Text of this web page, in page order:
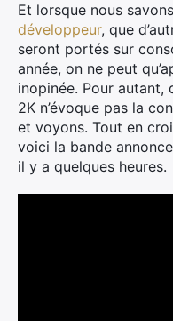
Et lorsque nous
développeur, que
seront portés sur
année, on ne peut
inopinée. Pour autant,
2K n’évoque pas la
et voyons. Tout en
voici la bande
il y a quelques heures.